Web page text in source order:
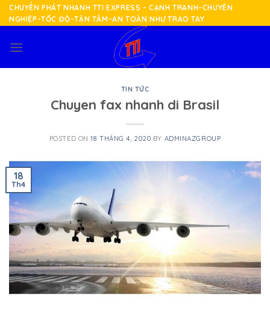
Skip
to
CHUYỂN PHÁT NHANH TTI EXPRESS - CẠNH TRANH-CHUYÊN
NGHIỆP-TỐC ĐỘ-TẬN TÂM-AN TOÀN NHƯ TRAO TAY
TIN TỨC
Chuyen fax nhanh di Brasil
POSTED ON18 THÁNG 4, 2020 BY ADMINAZGROUP
18
Th4